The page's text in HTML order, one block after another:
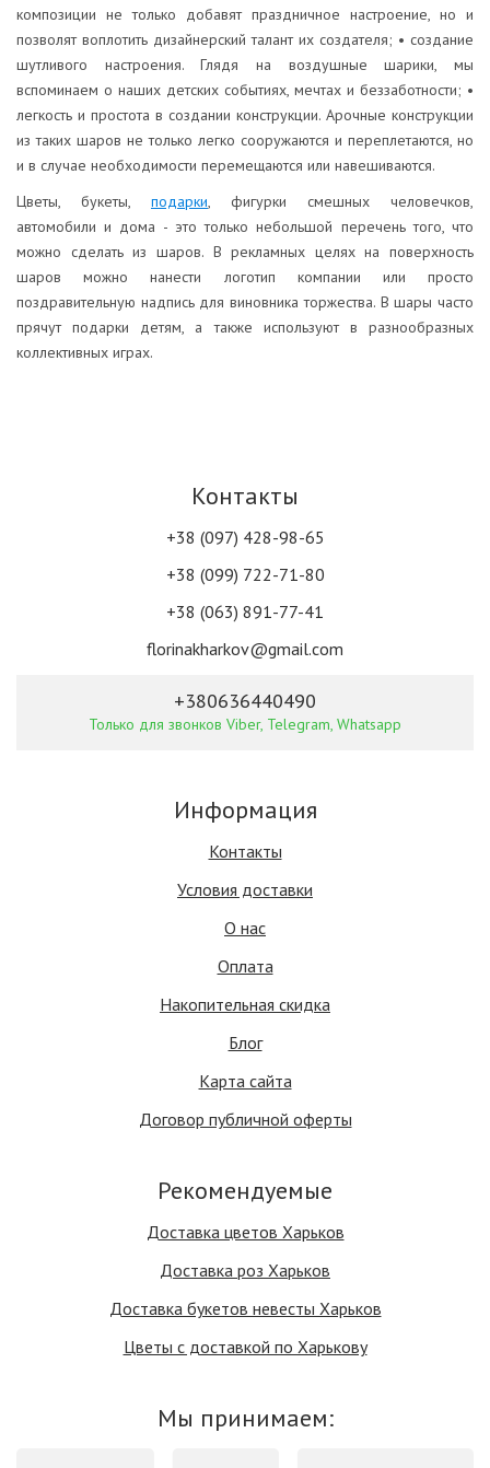
композиции не только добавят праздничное настроение, но и
позволят воплотить дизайнерский талант их создателя; • создание
шутливого настроения. Глядя на воздушные шарики, мы
вспоминаем о наших детских событиях, мечтах и беззаботности; •
легкость и простота в создании конструкции. Арочные конструкции
из таких шаров не только легко сооружаются и переплетаются, но
и в случае необходимости перемещаются или навешиваются.
Цветы, букеты, подарки, фигурки смешных человечков,
автомобили и дома - это только небольшой перечень того, что
можно сделать из шаров. В рекламных целях на поверхность
шаров можно нанести логотип компании или просто
поздравительную надпись для виновника торжества. В шары часто
прячут подарки детям, а также используют в разнообразных
коллективных играх.
Контакты
+38 (097) 428-98-65
+38 (099) 722-71-80
+38 (063) 891-77-41
florinakharkov@gmail.com
+380636440490
Только для звонков Viber, Telegram, Whatsapp
Информация
Контакты
Условия доставки
О нас
Оплата
Накопительная скидка
Блог
Карта сайта
Договор публичной оферты
Рекомендуемые
Доставка цветов Харьков
Доставка роз Харьков
Доставка букетов невесты Харьков
Цветы с доставкой по Харькову
Мы принимаем: